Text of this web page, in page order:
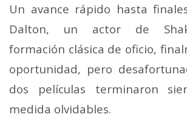
Un avance rápido hasta
Dalton, un actor de
formación clásica de oficio,
oportunidad, pero
dos películas terminaron
medida olvidables.